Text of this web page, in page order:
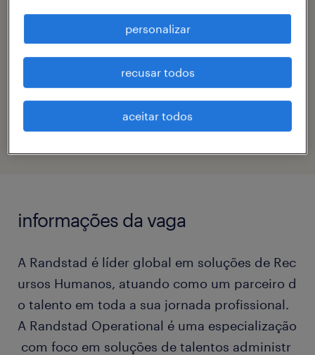
lays oliveira
código da vaga
eTalent_JP-182744
informações da vaga
A Randstad é líder global em soluções de Rec
ursos Humanos, atuando como um parceiro d
o talento em toda a sua jornada profissional.
A Randstad Operational é uma especialização
com foco em soluções de talentos administr
personalizar
recusar todos
aceitar todos